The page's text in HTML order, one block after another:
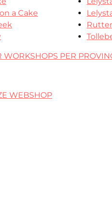
a Cake
WORKSHOPS PER
WEBSHOP